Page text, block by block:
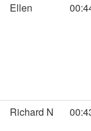
Ellen
Richard N